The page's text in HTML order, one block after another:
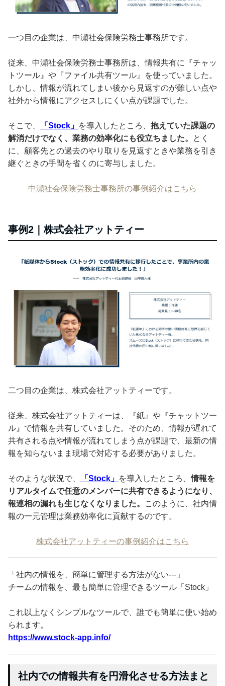
一つ目の企業は、中瀬社会保険労務士事務所です。
従来、中瀬社会保険労務士事務所は、情報共有に『チャッ
トツール』や『ファイル共有ツール』を使っていました。
しかし、情報が流れてしまい後から見返すのが難しい点や
社外から情報にアクセスしにくい点が課題でした。
そこで、 「Stock」 を導入したところ、 抱えていた課題の
解消だけでなく、業務の効率化にも役立ちました。
とく
に、顧客先との過去のやり取りを見返すときや業務を引き
継ぐときの手間を省くのに寄与しました。
中瀬社会保険労務士事務所の事例紹介はこちら
事例2｜株式会社アットティー
二つ目の企業は、株式会社アットティーです。
従来、株式会社アットティーは、『紙』や『チャットツー
ル』で情報を共有していました。そのため、情報が遅れて
共有される点や情報が流れてしまう点が課題で、最新の情
報を知らないまま現場で対応する必要がありました。
そのような状況で、 「Stock」 を導入したところ、情報を
リアルタイムで任意のメンバーに共有できるようになり、
報連相の漏れも生じなくなりました。
このように、社内情
報の一元管理は業務効率化に貢献するのです。
株式会社アットティーの事例紹介はこちら
「社内の情報を、簡単に管理する方法がない---」
チームの情報を、最も簡単に管理できるツール「Stock」
これ以上なくシンプルなツールで、誰でも簡単に使い始め
られます。
https://www.stock-app.info/
社内での情報共有を円滑化させる方法まと